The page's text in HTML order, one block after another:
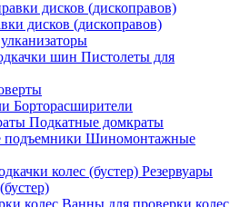
дисков (дископравов)
Пистолеты для
Борторасширители
Подкатные домкраты
Шиномонтажные
Резервуары
Ванны для проверки колес